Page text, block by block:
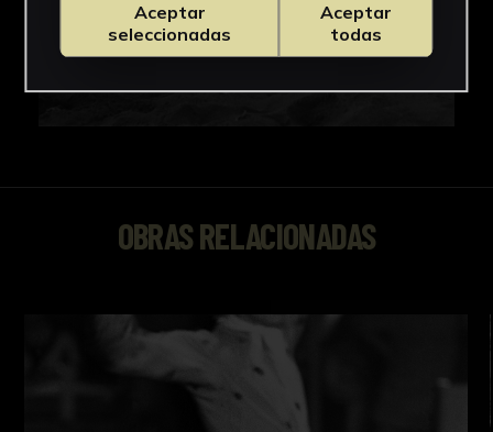
OBRAS RELACIONADAS
Aceptar
seleccionadas
Aceptar
todas